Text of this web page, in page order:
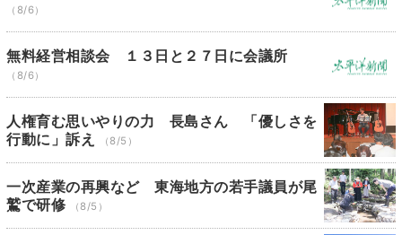
（8/6）
無料経営相談会 １３日と２７日に会議所
（8/6）
人権育む思いやりの力 長島さん 「優しさを
行動に」訴え
（8/5）
一次産業の再興など 東海地方の若手議員が尾
鷲で研修
（8/5）